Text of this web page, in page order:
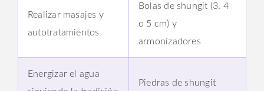
Realizar masajes y
autotratamientos
Bolas de shungit (3, 4
o 5 cm) y
armonizadores
Energizar el agua
Piedras de shungit